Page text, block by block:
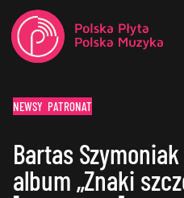
NEWSY PATRONAT
Bartas
album „Znaki